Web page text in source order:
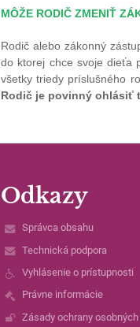
MÔŽE RODIČ ZMENIŤ
Rodič alebo zákonný
do ktorej chce svoje dieťa
všetky triedy príslušného
Rodič je povinný ohlásiť
Odkazy
Správca obsahu
Technická podpora
Vyhlásenie o prístupnosti
Právne informácie
Zásady ochrany